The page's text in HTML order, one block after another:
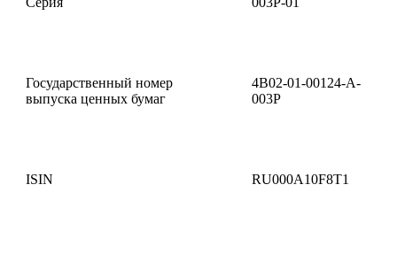
Государственный номер
выпуска ценных бумаг
4B02-01-00124-A-
003P
ISIN RU000A10F8T1